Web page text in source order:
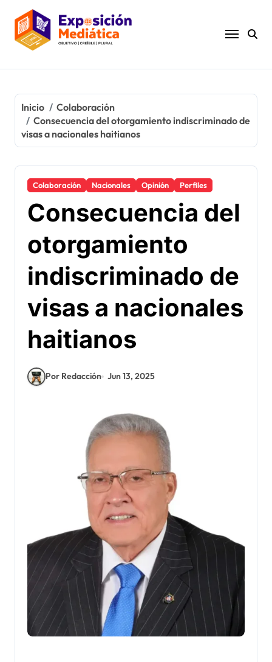
contenido
Inicio
Colaboración
Consecuencia del otorgamiento indiscriminado de
visas a nacionales haitianos
Colaboración Nacionales Opinión Perfiles
Consecuencia del
otorgamiento
indiscriminado de
visas a nacionales
haitianos
Por Redacción Jun 13, 2025